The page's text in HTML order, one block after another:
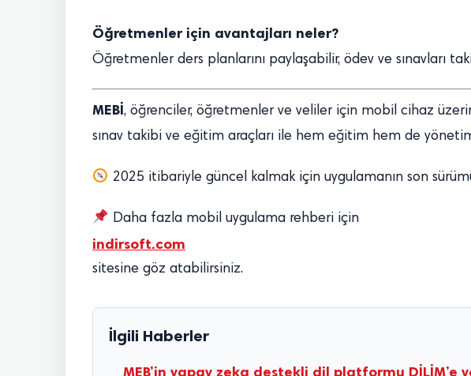
Öğretmenler için avantajları neler?
Öğretmenler ders planlarını paylaşabilir, ödev ve sınavları
MEBİ, öğrenciler, öğretmenler ve veliler için mobil cihaz
sınav takibi ve eğitim araçları ile hem eğitim hem de yönetim
2025 itibariyle güncel kalmak için uygulamanın son
Daha fazla mobil uygulama rehberi için
indirsoft.com
sitesine göz atabilirsiniz.
İlgili Haberler
MEB’in yapay zeka destekli dil platformu